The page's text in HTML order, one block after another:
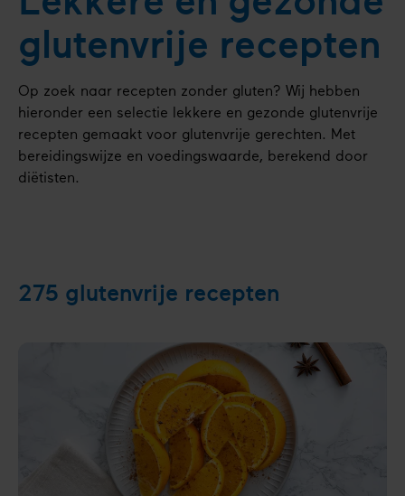
glutenvrije recepten
Op zoek naar recepten zonder gluten? Wij hebben
hieronder een selectie lekkere en gezonde glutenvrije
recepten gemaakt voor glutenvrije gerechten. Met
bereidingswijze en voedingswaarde, berekend door
diëtisten.
275 glutenvrije recepten